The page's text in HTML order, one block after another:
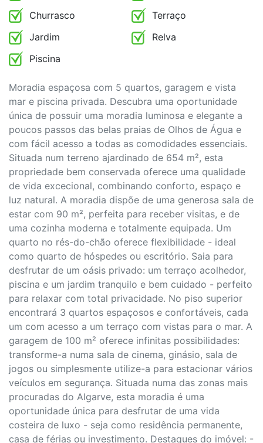
Churrasco
Terraço
Jardim
Relva
Piscina
Moradia espaçosa com 5 quartos, garagem e vista
mar e piscina privada. Descubra uma oportunidade
única de possuir uma moradia luminosa e elegante a
poucos passos das belas praias de Olhos de Água e
com fácil acesso a todas as comodidades essenciais.
Situada num terreno ajardinado de 654 m², esta
propriedade bem conservada oferece uma qualidade
de vida excecional, combinando conforto, espaço e
luz natural. A moradia dispõe de uma generosa sala de
estar com 90 m², perfeita para receber visitas, e de
uma cozinha moderna e totalmente equipada. Um
quarto no rés-do-chão oferece flexibilidade - ideal
como quarto de hóspedes ou escritório. Saia para
desfrutar de um oásis privado: um terraço acolhedor,
piscina e um jardim tranquilo e bem cuidado - perfeito
para relaxar com total privacidade. No piso superior
encontrará 3 quartos espaçosos e confortáveis, cada
um com acesso a um terraço com vistas para o mar. A
garagem de 100 m² oferece infinitas possibilidades:
transforme-a numa sala de cinema, ginásio, sala de
jogos ou simplesmente utilize-a para estacionar vários
veículos em segurança. Situada numa das zonas mais
procuradas do Algarve, esta moradia é uma
oportunidade única para desfrutar de uma vida
costeira de luxo - seja como residência permanente,
casa de férias ou investimento. Destaques do imóvel: -